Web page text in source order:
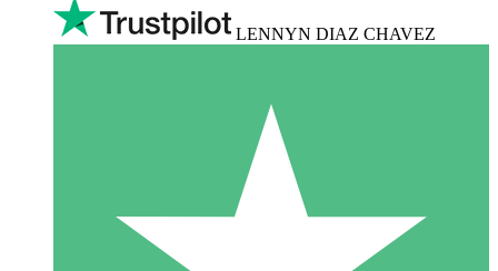
LENNYN DIAZ CHAVEZ